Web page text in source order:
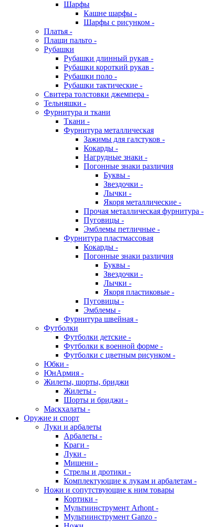
Шарфы
Кашне шарфы -
Шарфы с рисунком -
Платья -
Плащи пальто -
Рубашки
Рубашки длинный рукав -
Рубашки короткий рукав -
Рубашки поло -
Рубашки тактические -
Свитера толстовки джемпера -
Тельняшки -
Фурнитура и ткани
Ткани -
Фурнитура металлическая
Зажимы для галстуков -
Кокарды -
Нагрудные знаки -
Погонные знаки различия
Буквы -
Звездочки -
Лычки -
Якоря металлические -
Прочая металлическая фурнитура -
Пуговицы -
Эмблемы петличные -
Фурнитура пластмассовая
Кокарды -
Погонные знаки различия
Буквы -
Звездочки -
Лычки -
Якоря пластиковые -
Пуговицы -
Эмблемы -
Фурнитура швейная -
Футболки
Футболки детские -
Футболки к военной форме -
Футболки с цветным рисунком -
Юбки -
ЮнАрмия -
Жилеты, шорты, бриджи
Жилеты -
Шорты и бриджи -
Маскхалаты -
Оружие и спорт
Луки и арбалеты
Арбалеты -
Краги -
Луки -
Мишени -
Стрелы и дротики -
Комплектующие к лукам и арбалетам -
Ножи и сопутствующие к ним товары
Кортики -
Мультиинструмент Arhont -
Мультиинструмент Ganzo -